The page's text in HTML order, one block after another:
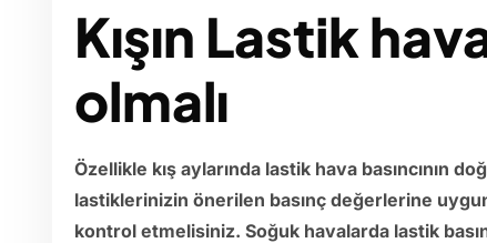
Kışın Lastik
olmalı
Özellikle kış aylarında lastik hava basıncının
lastiklerinizin önerilen basınç değerlerine uygun
kontrol etmelisiniz. Soğuk havalarda lastik